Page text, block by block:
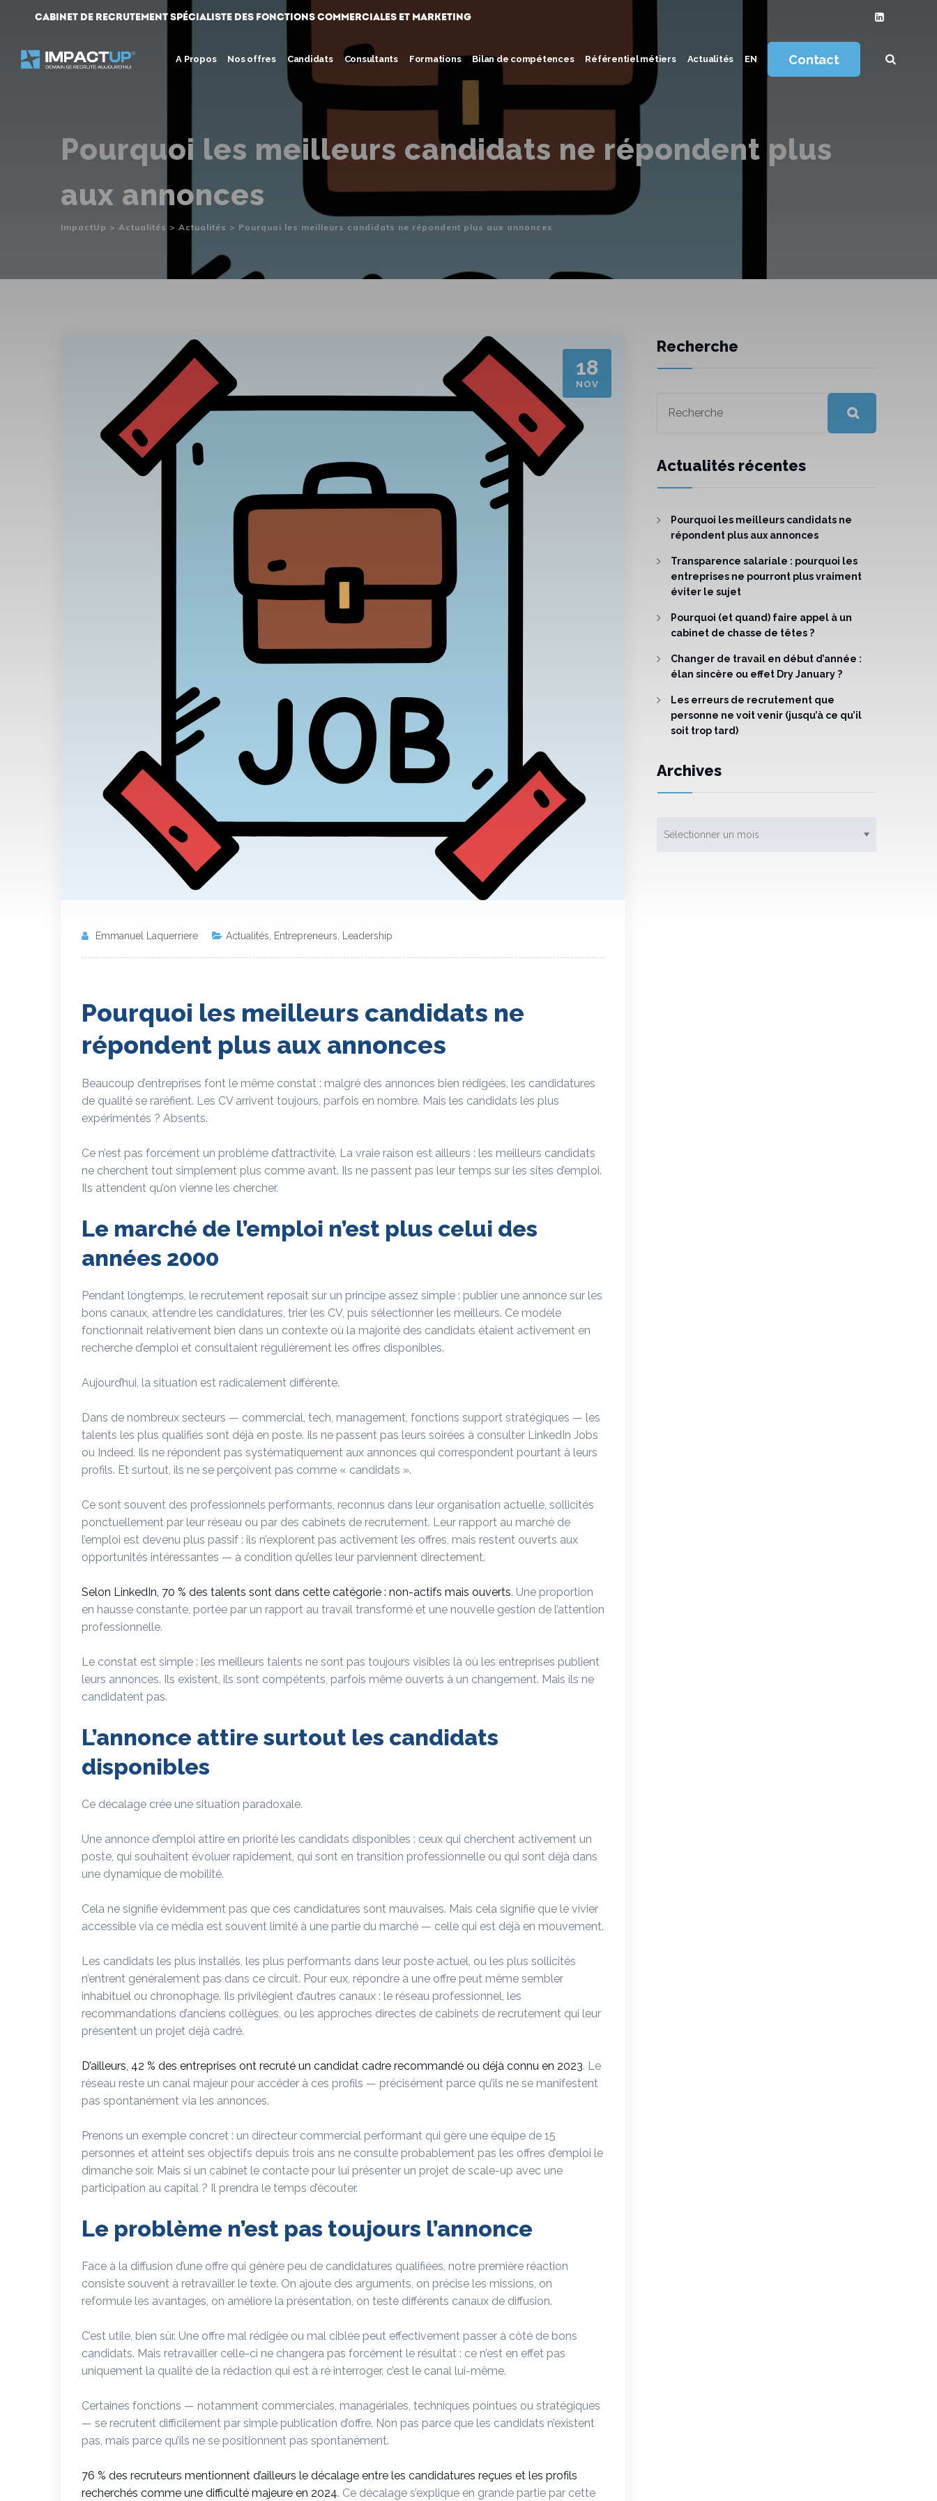
Cabinet de Recrutement spécialiste des fonctions commerciales et marketing
A Propos Nos offres Candidats Consultants Formations Bilan de compétences Référentiel métiers Actualités Contact
EN
Pourquoi les meilleurs candidats ne répondent plus
aux annonces
ImpactUp > Actualités > Actualités > Pourquoi les meilleurs candidats ne répondent plus aux annonces
18
NOV
Emmanuel Laquerriere Actualités Entrepreneurs Leadership
Pourquoi les meilleurs candidats ne
répondent plus aux annonces
Beaucoup d’entreprises font le même constat : malgré des annonces bien rédigées, les candidatures
de qualité se raréfient. Les CV arrivent toujours, parfois en nombre. Mais les candidats les plus
expérimentés ? Absents.
Ce n’est pas forcément un problème d’attractivité. La vraie raison est ailleurs : les meilleurs candidats
ne cherchent tout simplement plus comme avant. Ils ne passent pas leur temps sur les sites d’emploi.
Ils attendent qu’on vienne les chercher.
Le marché de l’emploi n’est plus celui des
années 2000
Pendant longtemps, le recrutement reposait sur un principe assez simple : publier une annonce sur les
bons canaux, attendre les candidatures, trier les CV, puis sélectionner les meilleurs. Ce modèle
fonctionnait relativement bien dans un contexte où la majorité des candidats étaient activement en
recherche d’emploi et consultaient régulièrement les offres disponibles.
Aujourd’hui, la situation est radicalement différente.
Dans de nombreux secteurs — commercial, tech, management, fonctions support stratégiques — les
talents les plus qualifiés sont déjà en poste. Ils ne passent pas leurs soirées à consulter LinkedIn Jobs
ou Indeed. Ils ne répondent pas systématiquement aux annonces qui correspondent pourtant à leurs
profils. Et surtout, ils ne se perçoivent pas comme « candidats ».
Ce sont souvent des professionnels performants, reconnus dans leur organisation actuelle, sollicités
ponctuellement par leur réseau ou par des cabinets de recrutement. Leur rapport au marché de
l’emploi est devenu plus passif : ils n’explorent pas activement les offres, mais restent ouverts aux
opportunités intéressantes — à condition qu’elles leur parviennent directement.
Selon LinkedIn, 70 % des talents sont dans cette catégorie : non-actifs mais ouverts. Une proportion
en hausse constante, portée par un rapport au travail transformé et une nouvelle gestion de l’attention
professionnelle.
Le constat est simple : les meilleurs talents ne sont pas toujours visibles là où les entreprises publient
leurs annonces. Ils existent, ils sont compétents, parfois même ouverts à un changement. Mais ils ne
candidatent pas.
L’annonce attire surtout les candidats
disponibles
Ce décalage crée une situation paradoxale.
Une annonce d’emploi attire en priorité les candidats disponibles : ceux qui cherchent activement un
poste, qui souhaitent évoluer rapidement, qui sont en transition professionnelle ou qui sont déjà dans
une dynamique de mobilité.
Cela ne signifie évidemment pas que ces candidatures sont mauvaises. Mais cela signifie que le vivier
accessible via ce média est souvent limité à une partie du marché — celle qui est déjà en mouvement.
Les candidats les plus installés, les plus performants dans leur poste actuel, ou les plus sollicités
n’entrent généralement pas dans ce circuit. Pour eux, répondre à une offre peut même sembler
inhabituel ou chronophage. Ils privilégient d’autres canaux : le réseau professionnel, les
recommandations d’anciens collègues, ou les approches directes de cabinets de recrutement qui leur
présentent un projet déjà cadré.
D’ailleurs, 42 % des entreprises ont recruté un candidat cadre recommandé ou déjà connu en 2023. Le
réseau reste un canal majeur pour accéder à ces profils — précisément parce qu’ils ne se manifestent
pas spontanément via les annonces.
Prenons un exemple concret : un directeur commercial performant qui gère une équipe de 15
personnes et atteint ses objectifs depuis trois ans ne consulte probablement pas les offres d’emploi le
dimanche soir. Mais si un cabinet le contacte pour lui présenter un projet de scale-up avec une
participation au capital ? Il prendra le temps d’écouter.
Le problème n’est pas toujours l’annonce
Face à la diffusion d’une offre qui génère peu de candidatures qualifiées, notre première réaction
consiste souvent à retravailler le texte. On ajoute des arguments, on précise les missions, on
reformule les avantages, on améliore la présentation, on teste différents canaux de diffusion.
C’est utile, bien sûr. Une offre mal rédigée ou mal ciblée peut effectivement passer à côté de bons
candidats. Mais retravailler celle-ci ne changera pas forcément le résultat : ce n’est en effet pas
uniquement la qualité de la rédaction qui est à ré interroger, c’est le canal lui-même.
Certaines fonctions — notamment commerciales, managériales, techniques pointues ou stratégiques
— se recrutent difficilement par simple publication d’offre. Non pas parce que les candidats n’existent
pas, mais parce qu’ils ne se positionnent pas spontanément.
76 % des recruteurs mentionnent d’ailleurs le décalage entre les candidatures reçues et les profils
recherchés comme une difficulté majeure en 2024. Ce décalage s’explique en grande partie par cette
Recherche
Actualités récentes
Pourquoi les meilleurs candidats ne
répondent plus aux annonces
Transparence salariale : pourquoi les
entreprises ne pourront plus vraiment
éviter le sujet
Pourquoi (et quand) faire appel à un
cabinet de chasse de têtes ?
Changer de travail en début d’année :
élan sincère ou effet Dry January ?
Les erreurs de recrutement que
personne ne voit venir (jusqu’à ce qu’il
soit trop tard)
Archives